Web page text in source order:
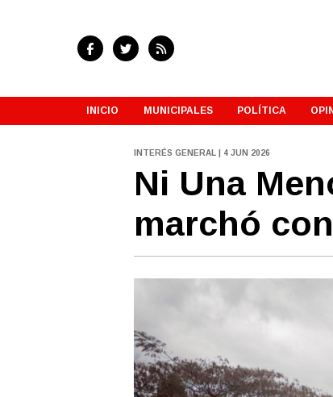
INICIO MUNICIPALES POLÍTICA
INTERÉS GENERAL | 4 JUN 2026
Ni Una
marchó